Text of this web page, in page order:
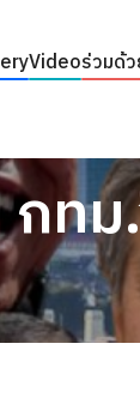
Videoร่วมด้
กท